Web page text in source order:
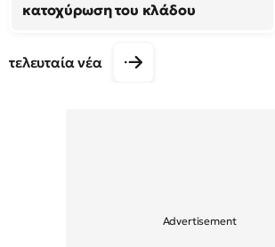
κατοχύρωση του κλάδου
τελευταία νέα